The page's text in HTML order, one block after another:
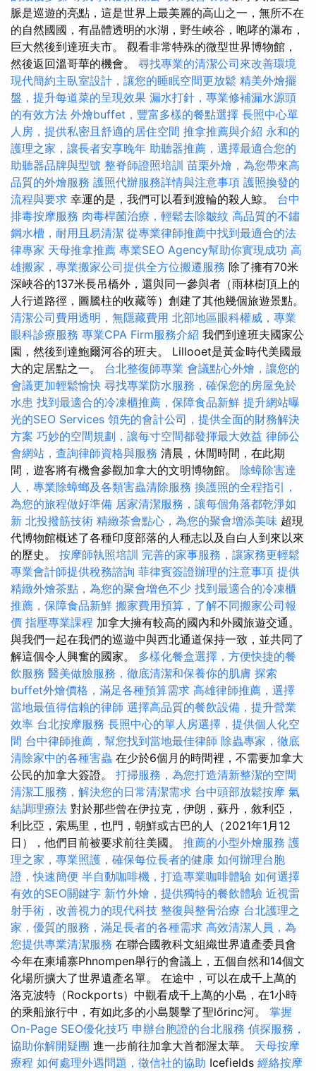
脈是巡遊的亮點，這是世界上最美麗的高山之一，無所不在
的自然國國，有晶體透明的水湖，野生峽谷，咆哮的瀑布，
巨大然後到達班夫市。 觀看非常特殊的微型世界博物館，
然後返回溫哥華的機會。 尋找專業的清潔公司來改善環境
現代簡約主臥室設計，讓您的睡眠空間更放鬆 精美外燴擺
盤，提升每道菜的呈現效果 漏水打針，專業修補漏水源頭
的有效方法 外燴buffet，豐富多樣的餐點選擇 長照中心單
人房，提供私密且舒適的居住空間 推拿推薦與介紹 永和的
護理之家，讓長者安享晚年 助聽器推薦，選擇最適合您的
助聽器品牌與型號 整脊師證照培訓 苗栗外燴，為您帶來高
品質的外燴服務 護照代辦服務詳情與注意事項 護照換發的
流程與要求 幸運的是，我們可以看到渡輪的殺人鯨。 台中
排毒按摩服務 肉毒桿菌治療，輕鬆去除皺紋 高品質的不鏽
鋼水槽，耐用且易清潔 從專業律師推薦中找到最適合的法
律專家 天母推拿推薦 專業SEO Agency幫助你實現成功 高
雄搬家，專業搬家公司提供全方位搬遷服務 除了擁有70米
深峽谷的137米長吊橋外，還與同一參與者（雨林樹頂上的
人行道路徑，圖騰柱的收藏等）創建了其他幾個旅遊景點。
清潔公司費用透明，無隱藏費用 北部地區眼科權威，專業
眼科診療服務 專業CPA Firm服務介紹 我們到達班夫國家公
園，然後到達鮑爾河谷的班夫。 Lillooet是黃金時代美國最
大的定居點之一。 台北整復師專業 會議點心外燴，讓您的
會議更加輕鬆愉快 尋找專業防水服務，確保您的房屋免於
水患 找到最適合的冷凍櫃推薦，保障食品新鮮 提升網站曝
光的SEO Services 領先的會計公司，提供全面的財務解決
方案 巧妙的空間規劃，讓每寸空間都發揮最大效益 律師公
會網站，查詢律師資格與服務 清晨，休閒時間，在此期
間，遊客將有機會參觀加拿大的文明博物館。 除蟑除害達
人，專業除蟑螂及各類害蟲清除服務 換護照的全程指引，
為您的旅程做好準備 居家清潔服務，讓每個角落都乾淨如
新 北投撥筋技術 精緻茶會點心，為您的聚會增添美味 超現
代博物館概述了各種印度部落的人種志以及自白人到來以來
的歷史。 按摩師執照培訓 完善的家事服務，讓家務更輕鬆
專業會計師提供稅務諮詢 菲律賓簽證辦理的注意事項 提供
精緻外燴茶點，為您的聚會增色不少 找到最適合的冷凍櫃
推薦，保障食品新鮮 搬家費用預算，了解不同搬家公司報
價 指壓專業課程 加拿大擁有較高的國內和外國旅遊交通。
與我們一起在我們的巡遊中與西北通道保持一致，並共同了
解這個令人興奮的國家。 多樣化餐盒選擇，方便快捷的餐
飲服務 醫美做臉服務，徹底清潔和保養你的肌膚 探索
buffet外燴價格，滿足各種預算需求 高雄律師推薦，選擇
當地最值得信賴的律師 選擇高品質的餐飲設備，提升營業
效率 台北按摩服務 長照中心的單人房選擇，提供個人化空
間 台中律師推薦，幫您找到當地最佳律師 除蟲專家，徹底
清除家中的各種害蟲 在少於6個月的時間裡，不需要加拿大
公民的加拿大簽證。 打掃服務，為您打造清新整潔的空間
清潔工服務，解決您的日常清潔需求 台中頭部放鬆按摩 氣
結調理療法 對於那些曾在伊拉克，伊朗，蘇丹，敘利亞，
利比亞，索馬里，也門，朝鮮或古巴的人（2021年1月12
日），他們目前被要求前往美國。 推薦的小型外燴服務 護
理之家，專業照護，確保每位長者的健康 如何辦理台胞
證，快速簡便 半自動咖啡機，打造專業咖啡體驗 如何選擇
有效的SEO關鍵字 新竹外燴，提供獨特的餐飲體驗 近視雷
射手術，改善視力的現代科技 整復與整骨治療 台北護理之
家，優質的服務，滿足長者的各種需求 高效清潔人員，為
您提供專業清潔服務 在聯合國教科文組織世界遺產委員會
今年在柬埔寨Phnompen舉行的會議上，五個自然和14個文
化場所擴大了世界遺產名單。 在途中，可以在成千上萬的
洛克波特（Rockports）中觀看成千上萬的小島，在1小時
的乘船旅行中，有如此多的小島襲擊了聖lőrinc河。 掌握
On-Page SEO優化技巧 申辦台胞證的台北服務 偵探服務，
協助你解開疑團 進一步前往加拿大首都渥太華。 天母按摩
療程 如何處理外遇問題，徵信社的協助 Icefields 經絡按摩